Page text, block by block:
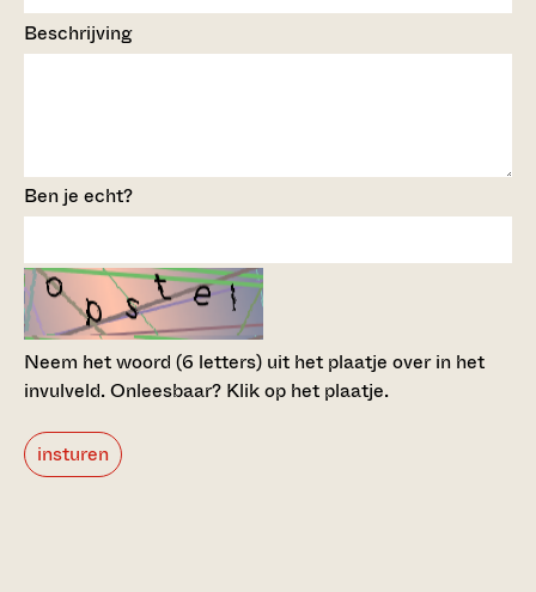
Beschrijving
Ben je echt?
Neem het woord (6 letters) uit het plaatje over in het
invulveld.Onleesbaar? Klik op het plaatje.
insturen